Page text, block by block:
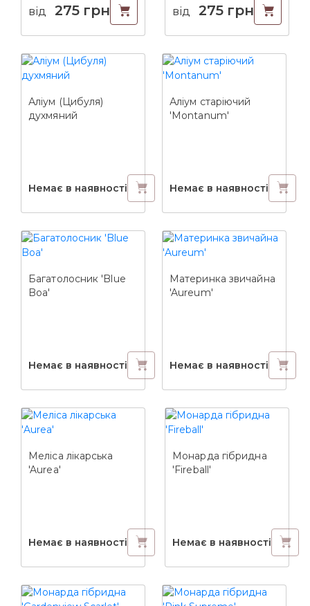
від 275 грн від 275 грн
Аліум (Цибуля)
духмяний
Немає в наявності
Аліум старіючий
'Montanum'
Немає в наявності
Багатолосник 'Blue
Boa'
Немає в наявності
Материнка звичайна
'Aureum'
Немає в наявності
Меліса лікарська
'Aurea'
Немає в наявності
Монарда гібридна
'Fireball'
Немає в наявності